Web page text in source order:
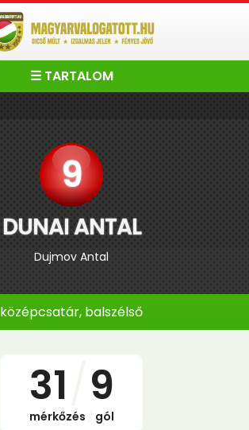
☰ TARTALOM
9
DUNAI ANTAL
Dujmov Antal
középcsatár, balszélső
31 9
mérkőzés gól